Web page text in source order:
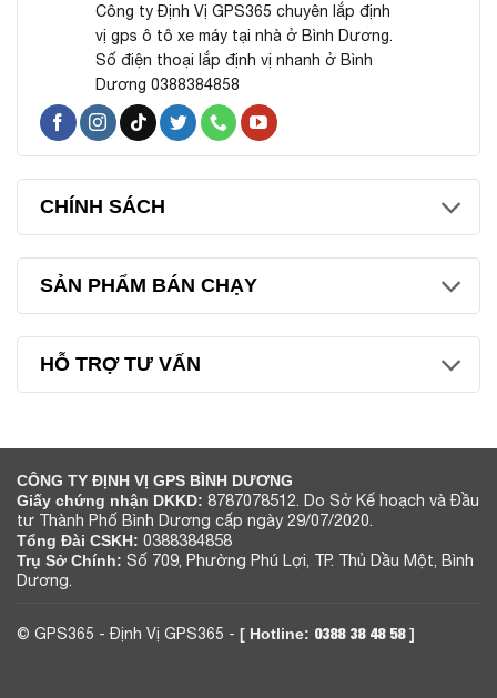
Công ty Định Vị GPS365 chuyên lắp định
vị gps ô tô xe máy tại nhà ở Bình Dương.
Số điện thoại lắp định vị nhanh ở Bình
Dương 0388384858
CHÍNH SÁCH
SẢN PHẨM BÁN CHẠY
HỖ TRỢ TƯ VẤN
CÔNG TY ĐỊNH VỊ GPS BÌNH DƯƠNG
Giấy chứng nhận DKKD: 8787078512. Do Sở Kế hoạch và Đầu
tư Thành Phố Bình Dương cấp ngày 29/07/2020.
Tổng Đài CSKH: 0388384858
Trụ Sở Chính: Số 709, Phường Phú Lợi, TP. Thủ Dầu Một, Bình
Dương.
© GPS365 - Định Vị GPS365 - [ Hotline: 0388 38 48 58]